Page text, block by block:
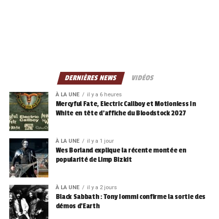
DERNIÈRES NEWS VIDÉOS
À LA UNE il y a 6 heures
Mercyful Fate, Electric Callboy et Motionless In
White en tête d’affiche du Bloodstock 2027
À LA UNE il y a 1 jour
Wes Borland explique la récente montée en
popularité de Limp Bizkit
À LA UNE il y a 2 jours
Black Sabbath : Tony Iommi confirme la sortie des
démos d’Earth